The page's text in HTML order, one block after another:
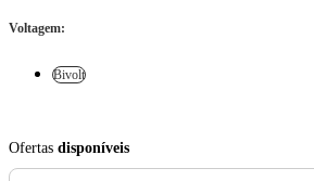
Voltagem:
Bivolt
Ofertas disponíveis